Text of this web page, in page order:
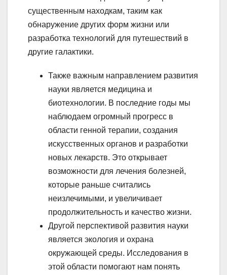
существенным находкам, таким как
обнаружение других форм жизни или
разработка технологий для путешествий в
другие галактики.
Также важным направлением развития
науки является медицина и
биотехнологии. В последние годы мы
наблюдаем огромный прогресс в
области генной терапии, создания
искусственных органов и разработки
новых лекарств. Это открывает
возможности для лечения болезней,
которые раньше считались
неизлечимыми, и увеличивает
продолжительность и качество жизни.
Другой перспективой развития науки
является экология и охрана
окружающей среды. Исследования в
этой области помогают нам понять